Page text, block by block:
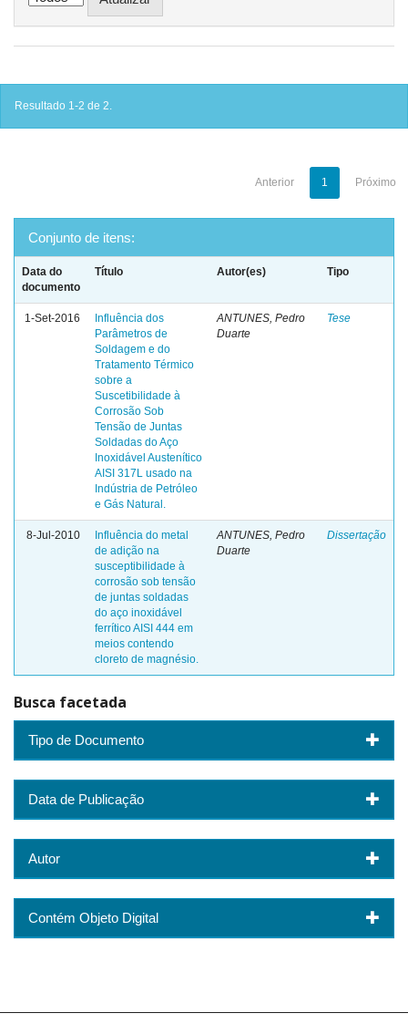
Resultado 1-2 de 2.
Anterior 1 Próximo
Conjunto de itens:
Data do
documento
Título Autor(es) Tipo
1-Set-2016
Influência dos
Parâmetros de
Soldagem e do
Tratamento Térmico
sobre a
Suscetibilidade à
Corrosão Sob
Tensão de Juntas
Soldadas do Aço
Inoxidável Austenítico
AISI 317L usado na
Indústria de Petróleo
e Gás Natural.
ANTUNES, Pedro
Duarte
Tese
8-Jul-2010
Influência do metal
de adição na
susceptibilidade à
corrosão sob tensão
de juntas soldadas
do aço inoxidável
ferrítico AISI 444 em
meios contendo
cloreto de magnésio.
ANTUNES, Pedro
Duarte
Dissertação
Busca facetada
Tipo de Documento
Data de Publicação
Autor
Contém Objeto Digital